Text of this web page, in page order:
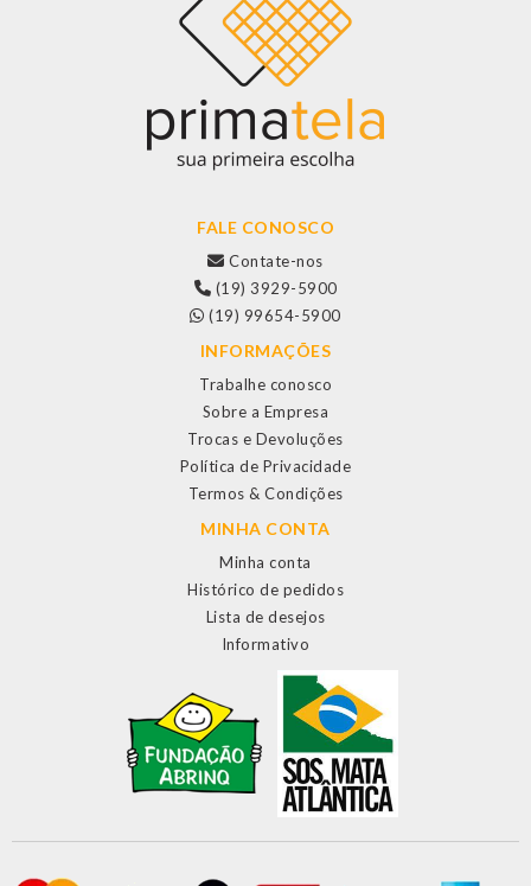
FALE CONOSCO
Contate-nos
(19) 3929-5900
(19) 99654-5900
INFORMAÇÕES
Trabalhe conosco
Sobre a Empresa
Trocas e Devoluções
Política de Privacidade
Termos & Condições
MINHA CONTA
Minha conta
Histórico de pedidos
Lista de desejos
Informativo